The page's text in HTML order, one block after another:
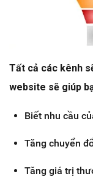
Tất cả các kênh
website sẽ giúp
Biết nhu cầu
Tăng chuyển
Tăng giá trị